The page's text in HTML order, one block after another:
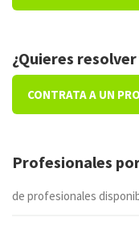
¿Quieres
CONTRATA A UN
Profesionales
de profesionales